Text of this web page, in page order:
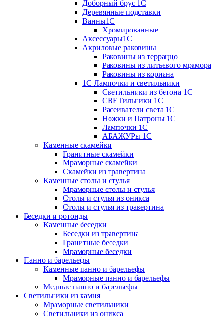
Доборный брус 1С
Деревянные подставки
Ванны1С
Хромированные
Аксессуары1С
Акриловые раковины
Раковины из терраццо
Раковины из литьевого мрамора
Раковины из кориана
1С Лампочки и светильники
Светильники из бетона 1С
СВЕТильники 1С
Расеиватели света 1С
Ножки и Патроны 1С
Лампочки 1С
АБАЖУРы 1С
Каменные скамейки
Гранитные скамейки
Мраморные скамейки
Скамейки из травертина
Каменные столы и стулья
Мраморные столы и стулья
Столы и стулья из оникса
Столы и стулья из травертина
Беседки и ротонды
Каменные беседки
Беседки из травертина
Гранитные беседки
Мраморные беседки
Панно и барельефы
Каменные панно и барельефы
Мраморные панно и барельефы
Медные панно и барельефы
Светильники из камня
Мраморные светильники
Светильники из оникса